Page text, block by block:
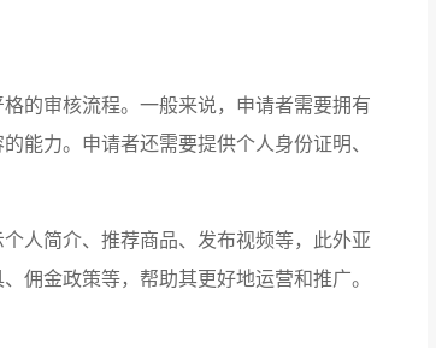
的审核流程。一般来说，申请者需要拥有
能力。申请者还需要提供个人身份证明、
人简介、推荐商品、发布视频等，此外亚
佣金政策等，帮助其更好地运营和推广。